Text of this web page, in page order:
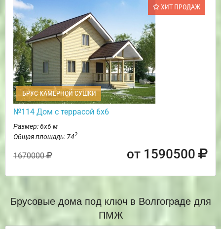
ХИТ ПРОДАЖ
БРУС КАМЕРНОЙ СУШКИ
№114 Дом с террасой 6х6
Размер: 6х6 м
Общая площадь: 742
1670000 от 1590500
Брусовые дома под ключ в Волгограде для
ПМЖ